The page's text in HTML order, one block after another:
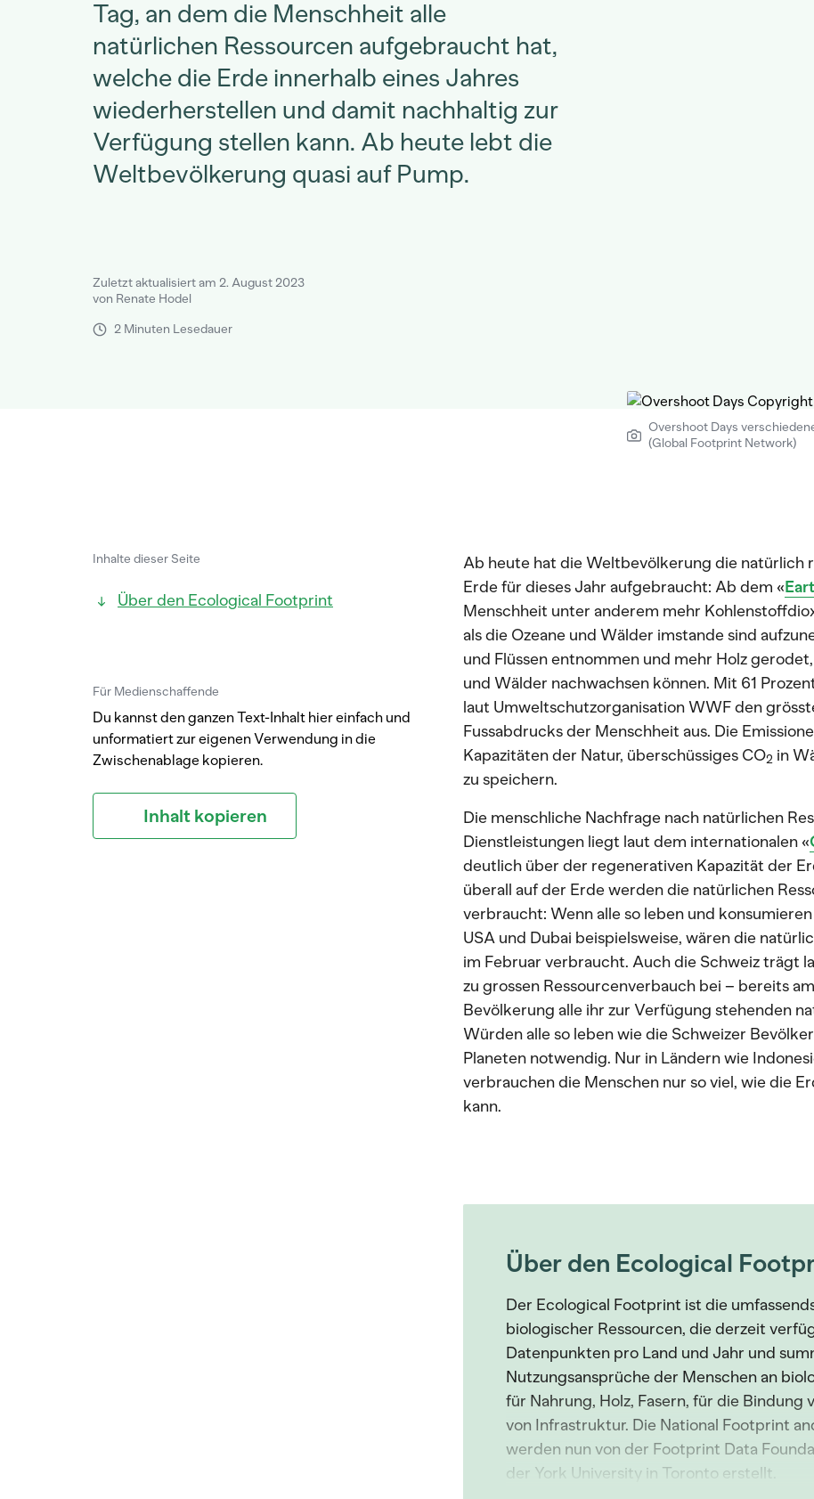
Tag, an dem die Menschheit alle
natürlichen Ressourcen aufgebraucht hat,
welche die Erde innerhalb eines Jahres
wiederherstellen und damit nachhaltig zur
Verfügung stellen kann. Ab heute lebt die
Weltbevölkerung quasi auf Pump.
Zuletzt aktualisiert am 2. August 2023
von Renate Hodel
2 Minuten Lesedauer
Overshoot Days
(Global Footprint Network)
Inhalte dieser Seite
Über den Ecological Footprint
Für Medienschaffende
Du kannst den ganzen Text-Inhalt hier einfach und
unformatiert zur eigenen Verwendung in die
Zwischenablage kopieren.
Inhalt kopieren
Ab heute hat die Weltbevölkerung die natürlich
Erde für dieses Jahr aufgebraucht: Ab dem «
Menschheit unter anderem mehr
als die Ozeane und Wälder imstande sind
und Flüssen entnommen und mehr Holz
und Wälder nachwachsen können. Mit 61
laut Umweltschutzorganisation WWF den
Fussabdrucks der Menschheit aus. Die
Kapazitäten der Natur, überschüssiges CO2 in
zu speichern.
Die menschliche Nachfrage nach natürlichen
Dienstleistungen liegt laut dem internationalen «
deutlich über der regenerativen Kapazität der
überall auf der Erde werden die natürlichen
verbraucht: Wenn alle so leben und
USA und Dubai beispielsweise, wären die
im Februar verbraucht. Auch die Schweiz trägt
zu grossen Ressourcenverbauch bei – bereits
Bevölkerung alle ihr zur Verfügung stehenden
Würden alle so leben wie die Schweizer
Planeten notwendig. Nur in Ländern wie
verbrauchen die Menschen nur so viel, wie die
kann.
Über den Ecological
Der Ecological Footprint ist die
biologischer Ressourcen, die derzeit
Datenpunkten pro Land und Jahr und
Nutzungsansprüche der Menschen an
für Nahrung, Holz, Fasern, für die Bindung
von Infrastruktur. Die National Footprint
werden nun von der Footprint Data
der York University in Toronto erstellt.